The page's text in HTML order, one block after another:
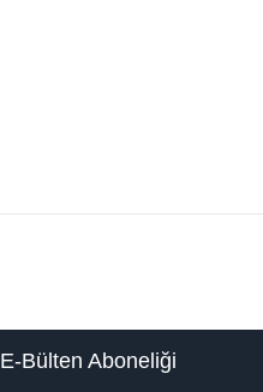
E-Bülten Aboneliği